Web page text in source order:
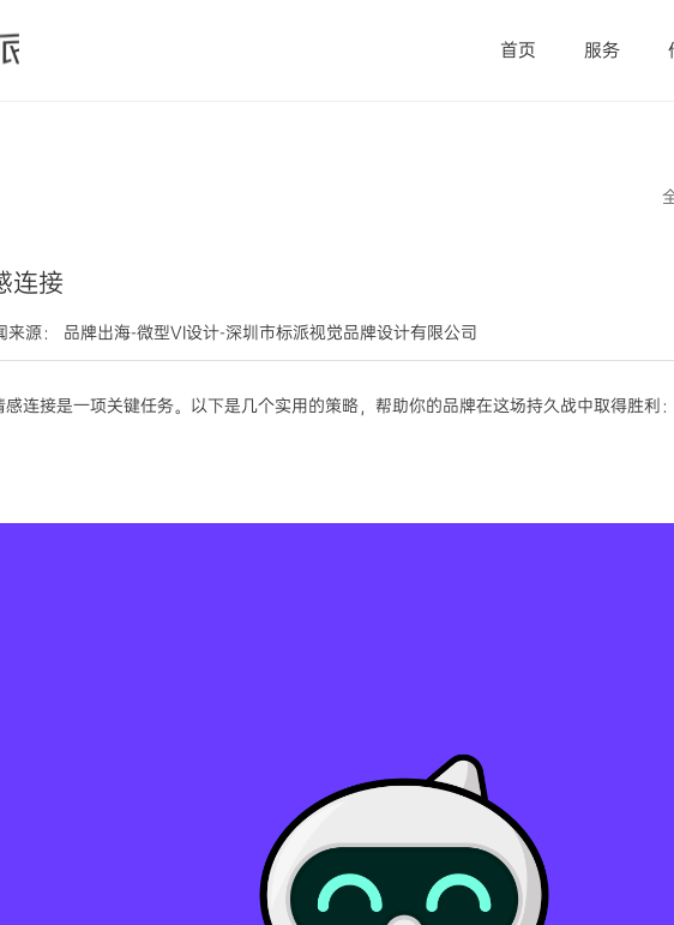
首页 服务
连接
： 品牌出海-微型VI设计-深圳市标派视觉品牌设计有限公司
连接是一项关键任务。以下是几个实用的策略，帮助你的品牌在这场持久战中取得胜利：